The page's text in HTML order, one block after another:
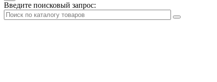
Введите поисковый запрос: